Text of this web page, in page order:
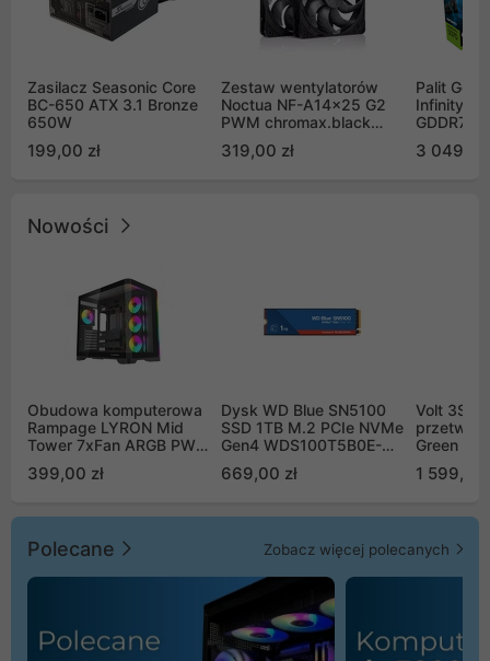
Zasilacz Seasonic Core
BC-650 ATX 3.1 Bronze
650W
199,00 zł
Zestaw wentylatorów
Noctua NF-A14x25 G2
PWM chromax.black
Push Pull (2szt)
319,00 zł
Palit
Infinity 3
GDDR7
GB2050S)
3 049,00
Nowości
Obudowa komputerowa
Rampage LYRON Mid
Tower 7xFan ARGB PWM
399,00 zł
Dysk WD Blue SN5100
SSD 1TB M.2 PCIe NVMe
Gen4 WDS100T5B0E-
669,00 zł
Volt
Green
1 599,00
Polecane Zobacz więcej polecanych